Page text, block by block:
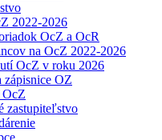
2022-2026
OcZ a OcR
na OcZ 2022-2026
OcZ v roku 2026
zápisnice OZ
zastupiteľstvo